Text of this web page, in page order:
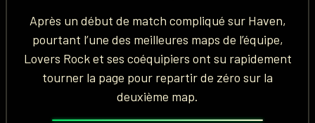
Après un début de match compliqué sur Haven,
pourtant l’une des meilleures maps de l’équipe,
Lovers Rock et ses coéquipiers ont su rapidement
tourner la page pour repartir de zéro sur la
deuxième map.